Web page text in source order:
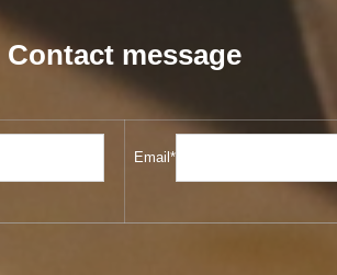
Contact message
Email*